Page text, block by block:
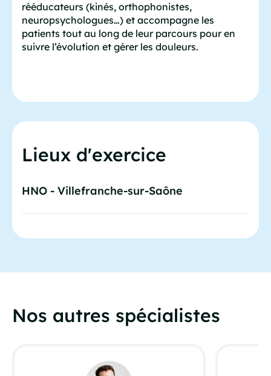
rééducateurs (kinés, orthophonistes,
neuropsychologues…) et accompagne les
patients tout au long de leur parcours pour en
suivre l’évolution et gérer les douleurs.
Lieux d'exercice
HNO - Villefranche-sur-Saône
Nos autres spécialistes